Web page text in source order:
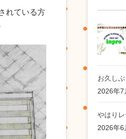
れている方
お久しぶ
2026年7
やはり
2026年6